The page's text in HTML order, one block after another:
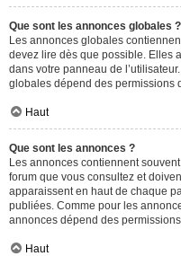
Que sont les annonces globales ?
Les annonces globales
devez lire dès que possible. Elles
dans votre panneau de
globales dépend des permissions
Haut
Que sont les annonces ?
Les annonces contiennent
forum que vous consultez et
apparaissent en haut de chaque
publiées. Comme pour les
annonces dépend des
Haut